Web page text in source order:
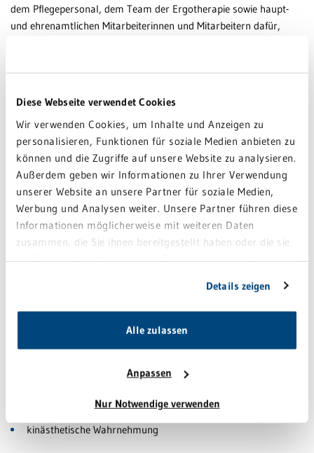
Diese Webseite verwendet Cookies
Wir verwenden Cookies, um Inhalte und Anzeigen zu
personalisieren, Funktionen für soziale Medien anbieten zu
können und die Zugriffe auf unsere Website zu analysieren.
Außerdem geben wir Informationen zu Ihrer Verwendung
unserer Website an unsere Partner für soziale Medien,
Werbung und Analysen weiter. Unsere Partner führen diese
Informationen möglicherweise mit weiteren Daten
zusammen, die Sie ihnen bereitgestellt haben oder die sie
im Rahmen Ihrer Nutzung der Dienste gesammelt haben.
Details zeigen
Alle zulassen
Anpassen
Nur Notwendige verwenden
dem Pflegepersonal, dem Team der Ergotherapie sowie haupt-
und ehrenamtlichen Mitarbeiterinnen und Mitarbeitern dafür,
wird.
Zum fördernden Programm unserer Seniorenpflege gehören:
Gymnastik
Musik- und Tiertherapie
gemeinsame Ausflüge
Aktivitäten im Freien
anlassbezogenes gemeinsames Singen und Feiern
Alten- und Pflegeheim geschult. Deshalb verfügen wir in diesen
Ernährungsmanagement
Sturzprophylaxe-Maßnahmen
Demenzkranke pflegen
kinästhetische Wahrnehmung